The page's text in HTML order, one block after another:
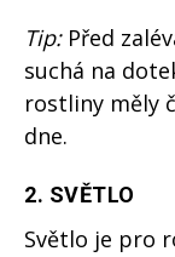
Tip:Před
suchá na
rostliny měly
dne.
2. SVĚTLO
Světlo je pro